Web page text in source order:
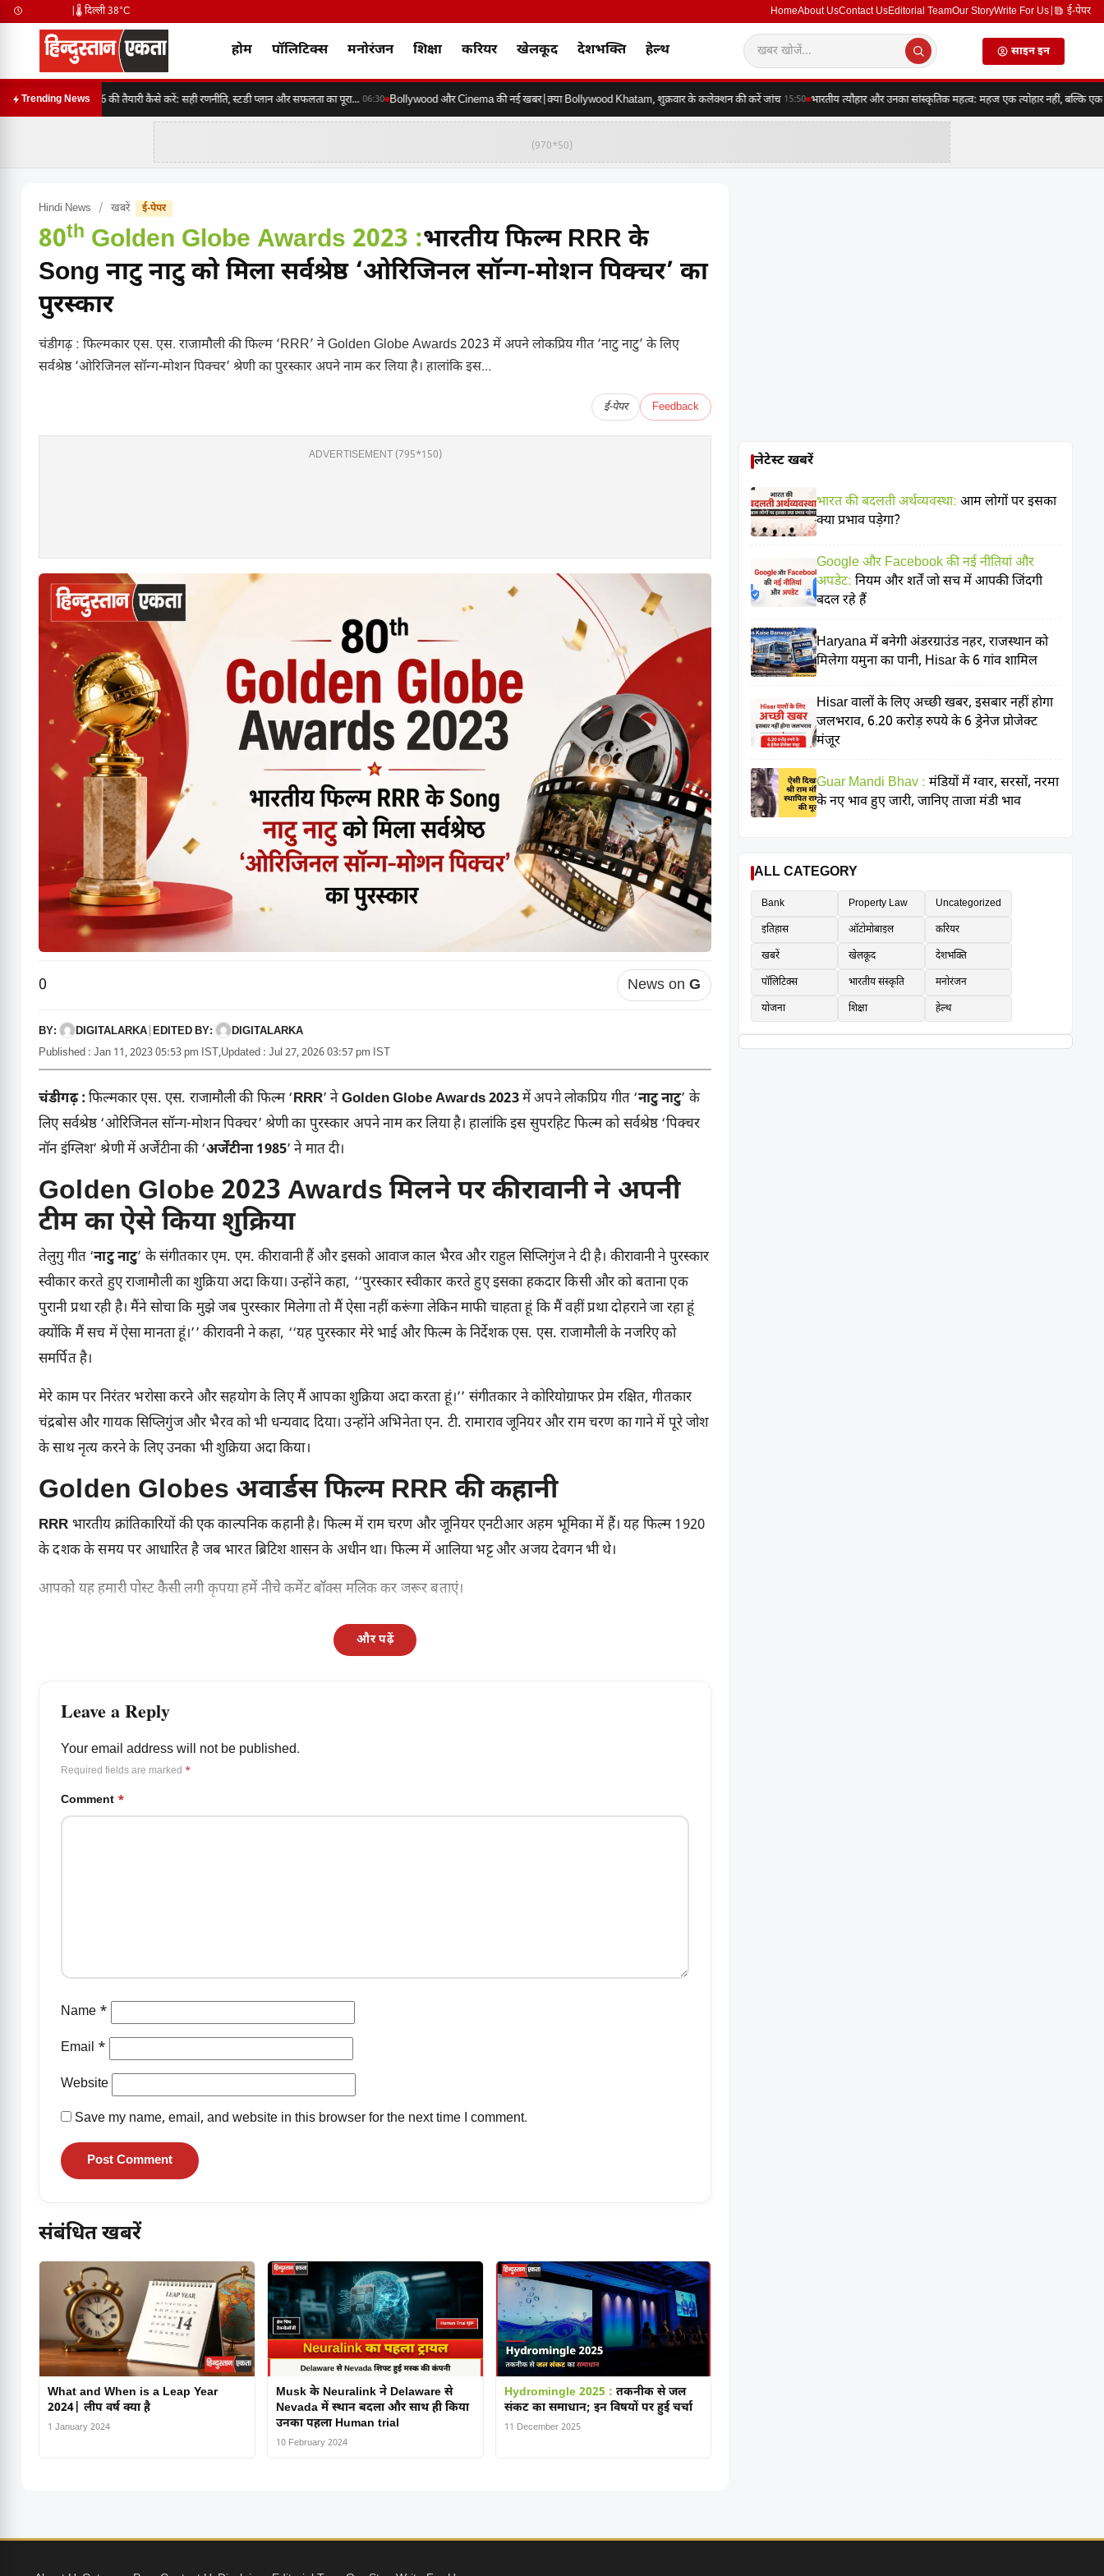
🌡️ दिल्ली 38°C HomeAbout UsContact UsEditorial TeamOur StoryWrite For Us ई-पेपर
होम पॉलिटिक्स मनोरंजन शिक्षा करियर खेलकूद देशभक्ति हेल्थ साइन इन
Trending News
SSC CGL 2026 की तैयारी कैसे करें: सही रणनीति, स्टडी प्लान और सफलता का पूरा... 06:30 Bollywood और Cinema की नई खबर|क्या Bollywood Khatam, शुक्रवार के कलेक्शन की करें जांच 15:50 भारतीय त्यौहार और उनका सांस्कृतिक महत्व: महज एक त्योहार नहीं, बल्कि एक
(970*50)
Hindi News / खबरें ई-पेपर
80th Golden Globe Awards 2023 :भारतीय फिल्म RRR के
Song नाटु नाटु को मिला सर्वश्रेष्ठ ‘ओरिजिनल सॉन्ग-मोशन पिक्चर’ का
पुरस्कार
चंडीगढ़ : फिल्मकार एस. एस. राजामौली की फिल्म ‘RRR’ ने Golden Globe Awards 2023 में अपने लोकप्रिय गीत ‘नाटु नाटु’ के लिए
सर्वश्रेष्ठ ‘ओरिजिनल सॉन्ग-मोशन पिक्चर’ श्रेणी का पुरस्कार अपने नाम कर लिया है। हालांकि इस...
ई-पेपर Feedback
ADVERTISEMENT (795*150)
0 News onG
BY: DIGITALARKA EDITED BY:
DIGITALARKA
Published : Jan 11, 2023 05:53 pm IST,Updated : Jul 27, 2026 03:57 pm IST
चंडीगढ़ : फिल्मकार एस. एस. राजामौली की फिल्म ‘RRR’ नेGolden Globe Awards 2023में अपने लोकप्रिय गीत ‘नाटु नाटु’ के
लिए सर्वश्रेष्ठ ‘ओरिजिनल सॉन्ग-मोशन पिक्चर’ श्रेणी का पुरस्कार अपने नाम कर लिया है। हालांकि इस सुपरहिट फिल्म को सर्वश्रेष्ठ ‘पिक्चर
नॉन इंग्लिश’ श्रेणी में अर्जेंटीना की ‘अर्जेंटीना 1985’ ने मात दी।
Golden Globe 2023 Awards मिलने पर कीरावानी ने अपनी
टीम का ऐसे किया शुक्रिया
तेलुगु गीत ‘नाटु नाटु’ के संगीतकार एम. एम. कीरावानी हैं और इसको आवाज काल भैरव और राहुल सिप्लिगुंज ने दी है। कीरावानी ने पुरस्कार
स्वीकार करते हुए राजामौली का शुक्रिया अदा किया। उन्होंने कहा, ‘‘पुरस्कार स्वीकार करते हुए इसका हकदार किसी और को बताना एक
पुरानी प्रथा रही है। मैंने सोचा कि मुझे जब पुरस्कार मिलेगा तो मैं ऐसा नहीं करूंगा लेकिन माफी चाहता हूं कि मैं वहीं प्रथा दोहराने जा रहा हूं
क्योंकि मैं सच में ऐसा मानता हूं।’’ कीरावनी ने कहा, ‘‘यह पुरस्कार मेरे भाई और फिल्म के निर्देशक एस. एस. राजामौली के नजरिए को
समर्पित है।
मेरे काम पर निरंतर भरोसा करने और सहयोग के लिए मैं आपका शुक्रिया अदा करता हूं।’’ संगीतकार ने कोरियोग्राफर प्रेम रक्षित, गीतकार
चंद्रबोस और गायक सिप्लिगुंज और भैरव को भी धन्यवाद दिया। उन्होंने अभिनेता एन. टी. रामाराव जूनियर और राम चरण का गाने में पूरे जोश
के साथ नृत्य करने के लिए उनका भी शुक्रिया अदा किया।
Golden Globes अवार्डस फिल्म RRR की कहानी
RRR भारतीय क्रांतिकारियों की एक काल्पनिक कहानी है। फिल्म में राम चरण और जूनियर एनटीआर अहम भूमिका में हैं। यह फिल्म 1920
के दशक के समय पर आधारित है जब भारत ब्रिटिश शासन के अधीन था। फिल्म में आलिया भट्ट और अजय देवगन भी थे।
आपको यह हमारी पोस्ट कैसी लगी कृपया हमें नीचे कमेंट बॉक्स मलिक कर जरूर बताएं।
और पढ़ें
Leave a Reply
Your email address will not be published.
Required fields are marked *
Comment *
Name *
Email *
Website
Save my name, email, and website in this browser for the next time I comment.
संबंधित खबरें
What and When is a Leap Year
2024| लीप वर्ष क्या है
1 January 2024
Musk के Neuralink ने Delaware से
Nevada में स्थान बदला और साथ ही किया
उनका पहला Human trial
10 February 2024
Hydromingle 2025 : तकनीक से जल
संकट का समाधान; इन विषयों पर हुई चर्चा
11 December 2025
लेटेस्ट खबरें
भारत की बदलती अर्थव्यवस्था: आम लोगों पर इसका
क्या प्रभाव पड़ेगा?
Google और Facebook की नई नीतियां और
अपडेट: नियम और शर्तें जो सच में आपकी जिंदगी
बदल रहे हैं
Haryana में बनेगी अंडरग्राउंड नहर, राजस्थान को
मिलेगा यमुना का पानी, Hisar के 6 गांव शामिल
Hisar वालों के लिए अच्छी खबर, इसबार नहीं होगा
जलभराव, 6.20 करोड़ रुपये के 6 ड्रेनेज प्रोजेक्ट
मंजूर
Guar Mandi Bhav : मंडियों में ग्वार, सरसों, नरमा
के नए भाव हुए जारी, जानिए ताजा मंडी भाव
ALL CATEGORY
Bank Property Law
Uncategorized
इतिहास
ऑटोमोबाइल
करियर
खबरें
खेलकूद
देशभक्ति
पॉलिटिक्स
भारतीय संस्कृति
मनोरंजन
योजना
शिक्षा हेल्थ